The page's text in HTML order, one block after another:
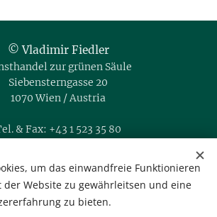
© Vladimir Fiedler
zur grünen Säule
Siebensterngasse 20
1070 Wien / Austria
& Fax: +43 1 523 35 80
AT56 1400 0015 1089 7540
BIC: BAWAATWW
Gerichtsstand Wien
um das einwandfreie Funktionieren
Website zu gewährleitsen und eine
zu bieten.